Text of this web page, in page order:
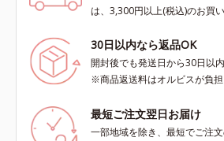
は、3,300円以上(税込)のお買
30日以内なら返品OK
開封後でも発送日から30日以
※商品返送料はオルビスが負
最短ご注文翌日お届け
一部地域を除き、最短でご注